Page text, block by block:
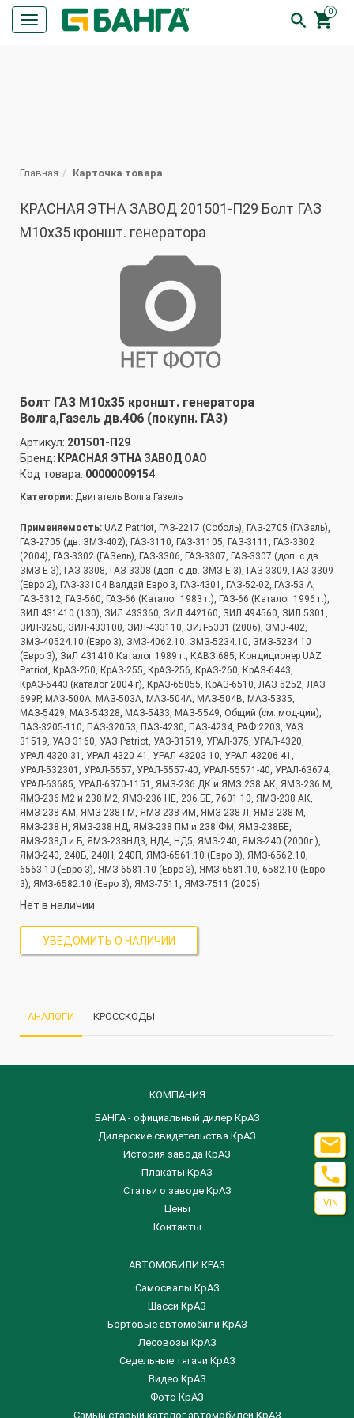
Кнопка
меню
0


Главная Карточка товара
КРАСНАЯ ЭТНА ЗАВОД 201501-П29 Болт ГАЗ
М10х35 кроншт. генератора
Болт ГАЗ М10х35 кроншт. генератора
Волга,Газель дв.406 (покупн. ГАЗ)
Артикул: 201501-П29
Бренд: КРАСНАЯ ЭТНА ЗАВОД ОАО
Код товара: 00000009154
Категории: Двигатель Волга Газель
Применяемость: UAZ Patriot, ГАЗ-2217 (Соболь), ГАЗ-2705 (ГАЗель),
ГАЗ-2705 (дв. ЗМЗ-402), ГАЗ-3110, ГАЗ-31105, ГАЗ-3111, ГАЗ-3302
(2004), ГАЗ-3302 (ГАЗель), ГАЗ-3306, ГАЗ-3307, ГАЗ-3307 (доп. с дв.
ЗМЗ Е 3), ГАЗ-3308, ГАЗ-3308 (доп. с дв. ЗМЗ Е 3), ГАЗ-3309, ГАЗ-3309
(Евро 2), ГАЗ-33104 Валдай Евро 3, ГАЗ-4301, ГАЗ-52-02, ГАЗ-53 А,
ГАЗ-5312, ГАЗ-560, ГАЗ-66 (Каталог 1983 г.), ГАЗ-66 (Каталог 1996 г.),
ЗИЛ 431410 (130), ЗИЛ 433360, ЗИЛ 442160, ЗИЛ 494560, ЗИЛ 5301,
ЗИЛ-3250, ЗИЛ-433100, ЗИЛ-433110, ЗИЛ-5301 (2006), ЗМЗ-402,
ЗМЗ-40524.10 (Евро 3), ЗМЗ-4062.10, ЗМЗ-5234.10, ЗМЗ-5234.10
(Евро 3), ЗиЛ 431410 Каталог 1989 г., КАВЗ 685, Кондиционер UAZ
Patriot, КрАЗ-250, КрАЗ-255, КрАЗ-256, КрАЗ-260, КрАЗ-6443,
КрАЗ-6443 (каталог 2004 г), КрАЗ-65055, КрАЗ-6510, ЛАЗ 5252, ЛАЗ
699Р, МАЗ-500А, МАЗ-503А, МАЗ-504А, МАЗ-504В, МАЗ-5335,
МАЗ-5429, МАЗ-54328, МАЗ-5433, МАЗ-5549, Общий (см. мод-ции),
ПАЗ-3205-110, ПАЗ-32053, ПАЗ-4230, ПАЗ-4234, РАФ 2203, УАЗ
31519, УАЗ 3160, УАЗ Patriot, УАЗ-31519, УРАЛ-375, УРАЛ-4320,
УРАЛ-4320-31, УРАЛ-4320-41, УРАЛ-43203-10, УРАЛ-43206-41,
УРАЛ-532301, УРАЛ-5557, УРАЛ-5557-40, УРАЛ-55571-40, УРАЛ-63674,
УРАЛ-63685, УРАЛ-6370-1151, ЯМЗ-236 ДК и ЯМЗ 238 АК, ЯМЗ-236 М,
ЯМЗ-236 М2 и 238 М2, ЯМЗ-236 НЕ, 236 БЕ, 7601.10, ЯМЗ-238 АК,
ЯМЗ-238 АМ, ЯМЗ-238 ГМ, ЯМЗ-238 ИМ, ЯМЗ-238 Л, ЯМЗ-238 М,
ЯМЗ-238 Н, ЯМЗ-238 НД, ЯМЗ-238 ПМ и 238 ФМ, ЯМЗ-238БЕ,
ЯМЗ-238Д и Б, ЯМЗ-238НД3, НД4, НД5, ЯМЗ-240, ЯМЗ-240 (2000г.),
ЯМЗ-240, 240Б, 240Н, 240П, ЯМЗ-6561.10 (Евро 3), ЯМЗ-6562.10,
6563.10 (Евро 3), ЯМЗ-6581.10 (Евро 3), ЯМЗ-6581.10, 6582.10 (Евро
3), ЯМЗ-6582.10 (Евро 3), ЯМЗ-7511, ЯМЗ-7511 (2005)
Нет в наличии
УВЕДОМИТЬ О НАЛИЧИИ
АНАЛОГИ КРОССКОДЫ
КОМПАНИЯ
БАНГА - официальный дилер КрАЗ
Дилерские свидетельства КрАЗ
История завода КрАЗ
Плакаты КрАЗ
Статьи о заводе КрАЗ
Цены
Контакты
АВТОМОБИЛИ КРАЗ
Самосвалы КрАЗ
Шасси КрАЗ
Бортовые автомобили КрАЗ
Лесовозы КрАЗ
Седельные тягачи КрАЗ
Видео КрАЗ
Фото КрАЗ
Самый старый каталог автомобилей КрАЗ


VIN